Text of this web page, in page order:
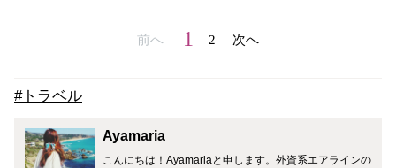
前へ 1 2 次へ
#トラベル
Ayamaria
こんにちは！Ayamariaと申します。外資系エアラインの